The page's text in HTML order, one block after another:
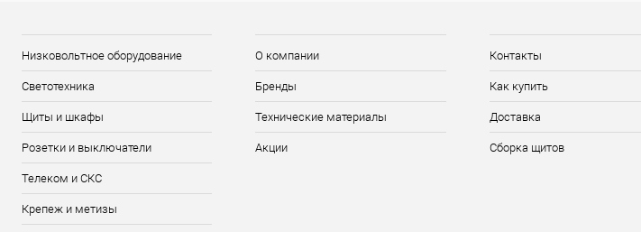
Низковольтное оборудование
Светотехника
Щиты и шкафы
Розетки и выключатели
Телеком и СКС
Крепеж и метизы
О компании
Бренды
Технические материалы
Акции
Контакты
Как купить
Доставка
Сборка щитов